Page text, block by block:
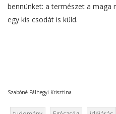
bennünket: a természet a maga
egy kis csodát is küld.
Szabóné Pálhegyi Krisztina